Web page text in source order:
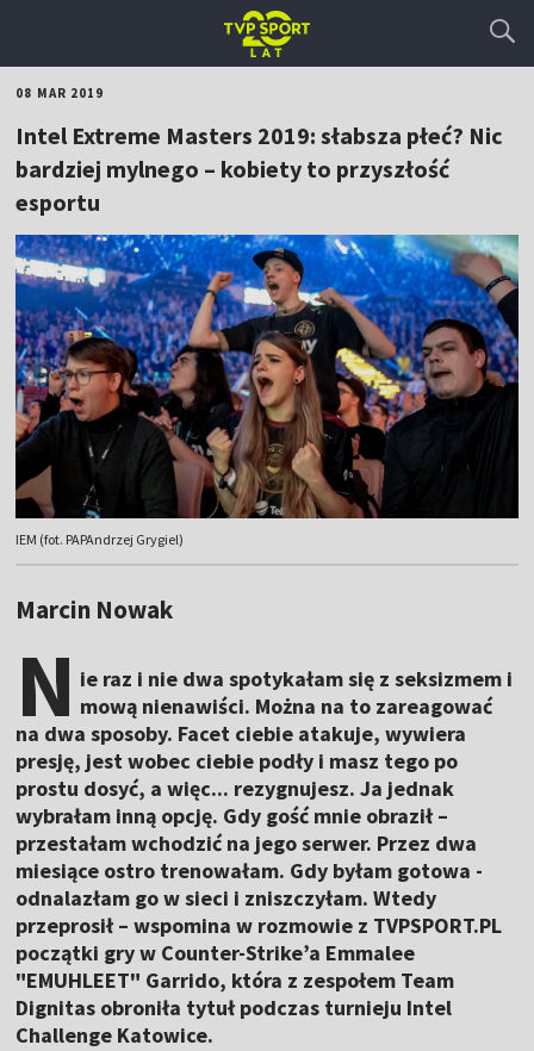
08 MAR 2019
Intel Extreme Masters 2019: słabsza płeć? Nic
bardziej mylnego – kobiety to przyszłość
esportu
IEM (fot. PAPAndrzej Grygiel)
Marcin Nowak
N ie raz i nie dwa spotykałam się z seksizmem i
mową nienawiści. Można na to zareagować
na dwa sposoby. Facet ciebie atakuje, wywiera
presję, jest wobec ciebie podły i masz tego po
prostu dosyć, a więc... rezygnujesz. Ja jednak
wybrałam inną opcję. Gdy gość mnie obraził –
przestałam wchodzić na jego serwer. Przez dwa
miesiące ostro trenowałam. Gdy byłam gotowa -
odnalazłam go w sieci i zniszczyłam. Wtedy
przeprosił – wspomina w rozmowie z TVPSPORT.PL
początki gry w Counter-Strike’a Emmalee
"EMUHLEET" Garrido, która z zespołem Team
Dignitas obroniła tytuł podczas turnieju Intel
Challenge Katowice.